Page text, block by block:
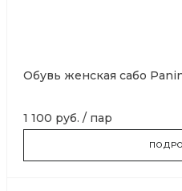
Обувь женская сабо
1 100 руб. / пар